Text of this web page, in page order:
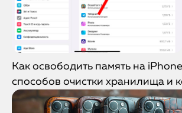
Как освободить память на
способов очистки хранилища и